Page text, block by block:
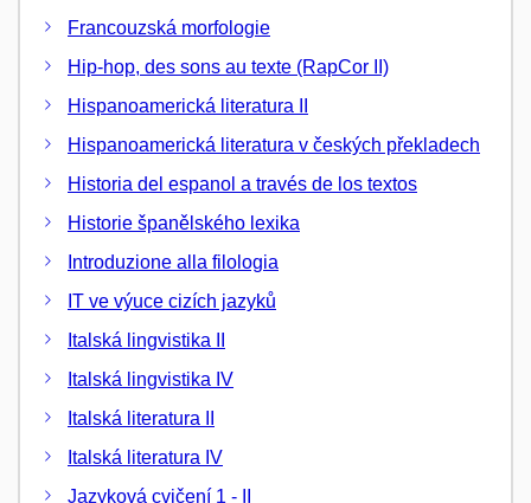
Francouzská morfologie
Hip-hop, des sons au texte (RapCor II)
Hispanoamerická literatura II
Hispanoamerická literatura v českých překladech
Historia del espanol a través de los textos
Historie španělského lexika
Introduzione alla filologia
IT ve výuce cizích jazyků
Italská lingvistika II
Italská lingvistika IV
Italská literatura II
Italská literatura IV
Jazyková cvičení 1 - II